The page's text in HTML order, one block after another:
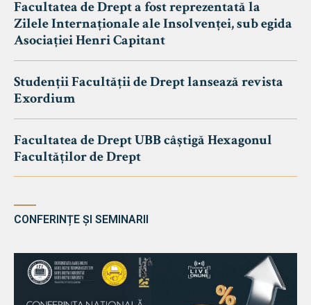
Facultatea de Drept a fost reprezentată la
Zilele Internaționale ale Insolvenței, sub egida
Asociației Henri Capitant
Studenții Facultății de Drept lansează revista
Exordium
Facultatea de Drept UBB câștigă Hexagonul
Facultăților de Drept
CONFERINȚE ȘI SEMINARII